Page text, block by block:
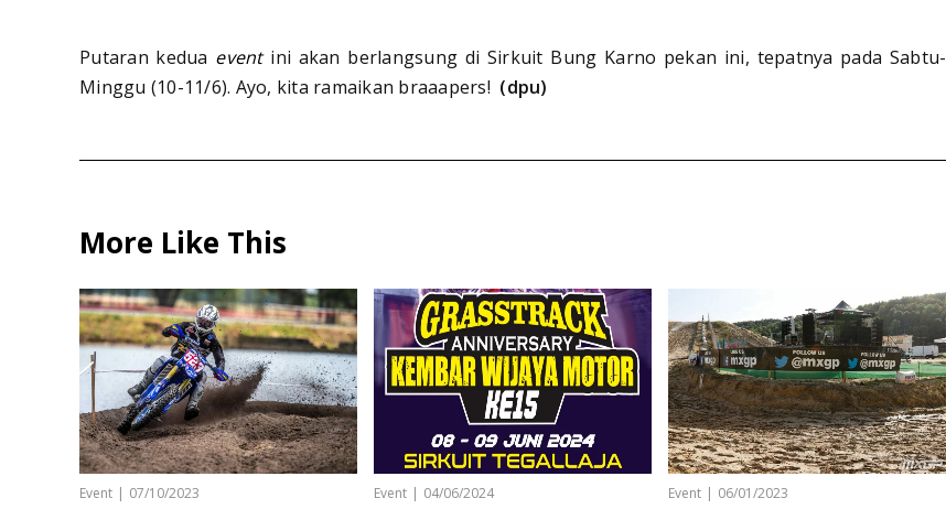
Putaran kedua eventini akan berlangsung di Sirkuit Bung Karno pekan ini, tepatnya pada Sabtu-
Minggu (10-11/6). Ayo, kita ramaikan braaapers! (dpu)
More Like This
Event | 07/10/2023 Event | 04/06/2024 Event | 06/01/2023